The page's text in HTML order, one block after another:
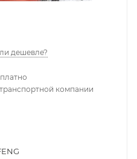
дешевле?
компании